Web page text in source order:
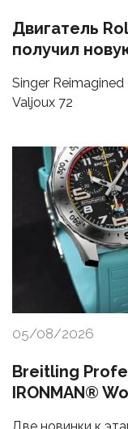
Двигатель
получил
Singer
Valjoux 72
05/08/2026
Breitling
IRONMAN®